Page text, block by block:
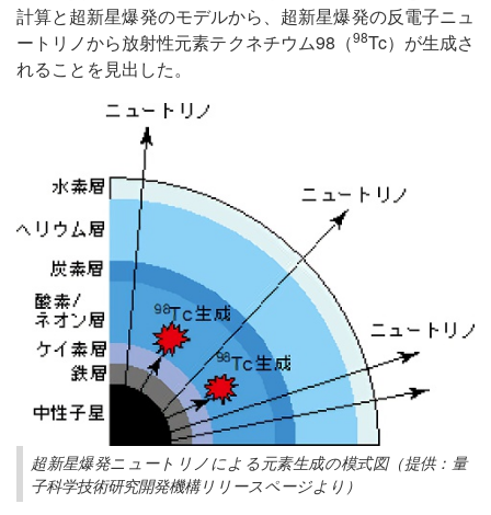
計算と超新星爆発のモデルから、超新星爆発の反電子ニュ
ートリノから放射性元素テクネチウム98（98Tc）が生成さ
れることを見出した。
超新星爆発ニュートリノによる元素生成の模式図（提供：量
子科学技術研究開発機構リリースページより）